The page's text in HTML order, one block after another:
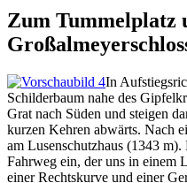
Zum Tummelplatz
In
Schilderbaum nahe des
Grat nach Süden und steigen
kurzen Kehren abwärts. Nach
am Lusenschutzhaus (1343
Fahrweg ein, der uns in einem
einer Rechtskurve und einer